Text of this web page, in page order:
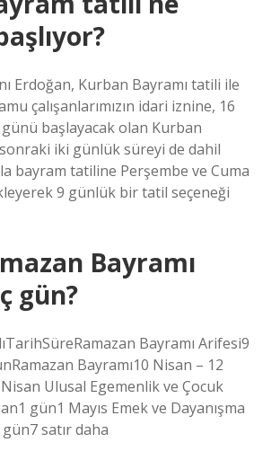
Erdoğan, Kurban Bayramı tatili ile
çalışanlarımızın idari iznine, 16
başlayacak olan Kurban
sonraki iki günlük süreyi de dahil
bayram tatiline Perşembe ve Cuma
9 günlük bir tatil seçeneği
Bayramı
gün?
Bayramı Arifesi9
Bayramı10 Nisan – 12
Ulusal Egemenlik ve Çocuk
gün1 Mayıs Emek ve Dayanışma
satır daha